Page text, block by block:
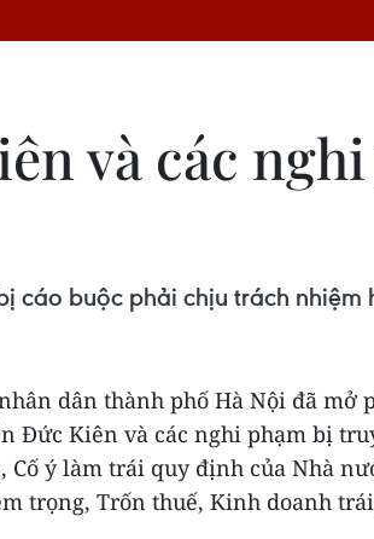
và các
cáo buộc phải chịu trách
dân thành phố Hà Nội đã mở
Đức Kiên và các nghi phạm bị
Cố ý làm trái quy định của Nhà
trọng, Trốn thuế, Kinh doanh